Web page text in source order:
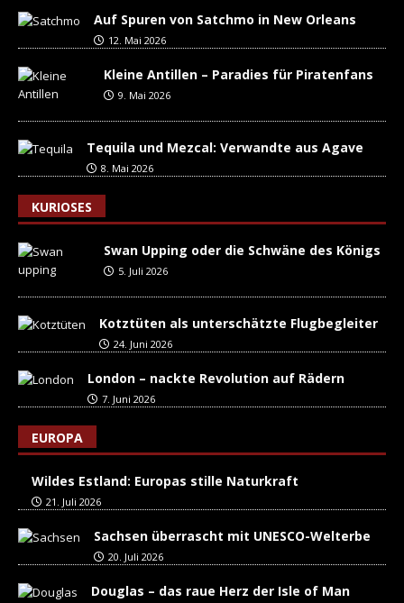
Auf Spuren von Satchmo in New Orleans
12. Mai 2026
Kleine Antillen – Paradies für Piratenfans
9. Mai 2026
Tequila und Mezcal: Verwandte aus Agave
8. Mai 2026
KURIOSES
Swan Upping oder die Schwäne des Königs
5. Juli 2026
Kotztüten als unterschätzte Flugbegleiter
24. Juni 2026
London – nackte Revolution auf Rädern
7. Juni 2026
EUROPA
Wildes Estland: Europas stille Naturkraft
21. Juli 2026
Sachsen überrascht mit UNESCO-Welterbe
20. Juli 2026
Douglas – das raue Herz der Isle of Man